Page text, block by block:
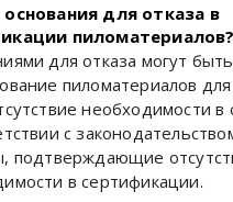
для отказа в
пиломатериалов?
для отказа могут
пиломатериалов
необходимости в
с
подтверждающие
в сертификации.